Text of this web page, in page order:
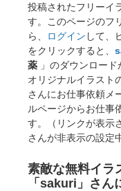
投稿されたフリーイ
す。このページのフ
ら、
ログイン して、
をクリックすると、
薬 」のダウンロード
オリジナルイラスト
さんにお仕事依頼メ
ルページからお仕事
す。（リンクが表示
さんが非表示の設定
素敵な無料イラ
「sakuri」さん